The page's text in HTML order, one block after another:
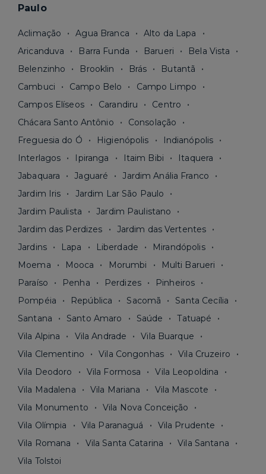
Paulo
Aclimação Agua Branca
Alto da Lapa
Aricanduva
Barra Funda Barueri
Bela Vista
Belenzinho
Brooklin Brás
Butantã
Cambuci
Campo Belo
Campo Limpo
Campos Elíseos
Carandiru
Centro
Chácara Santo Antônio
Consolação
Freguesia do Ó
Higienópolis
Indianópolis
Interlagos
Ipiranga Itaim Bibi
Itaquera
Jabaquara
Jaguaré
Jardim Anália Franco
Jardim Iris
Jardim Lar São Paulo
Jardim Paulista
Jardim Paulistano
Jardim das Perdizes
Jardim das Vertentes
Jardins
Lapa Liberdade
Mirandópolis
Moema
Mooca Morumbi
Multi Barueri
Paraíso
Penha Perdizes
Pinheiros
Pompéia
República Sacomã
Santa Cecília
Santana
Santo Amaro Saúde
Tatuapé
Vila Alpina
Vila Andrade
Vila Buarque
Vila Clementino
Vila Congonhas
Vila Cruzeiro
Vila Deodoro
Vila Formosa
Vila Leopoldina
Vila Madalena
Vila Mariana
Vila Mascote
Vila Monumento
Vila Nova Conceição
Vila Olímpia
Vila Paranaguá
Vila Prudente
Vila Romana
Vila Santa Catarina
Vila Santana
Vila Tolstoi